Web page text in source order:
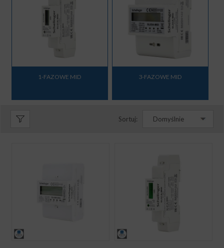
1-FAZOWE MID 3-FAZOWE MID
Sortuj: Domyślnie